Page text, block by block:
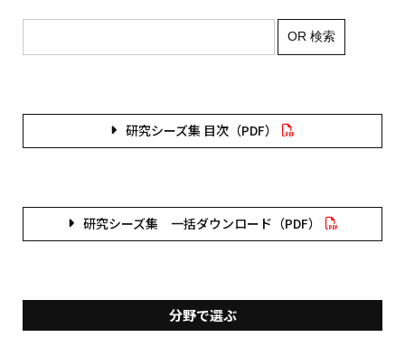
OR 検索
研究シーズ集 目次（PDF）
研究シーズ集 一括ダウンロード（PDF）
分野で選ぶ